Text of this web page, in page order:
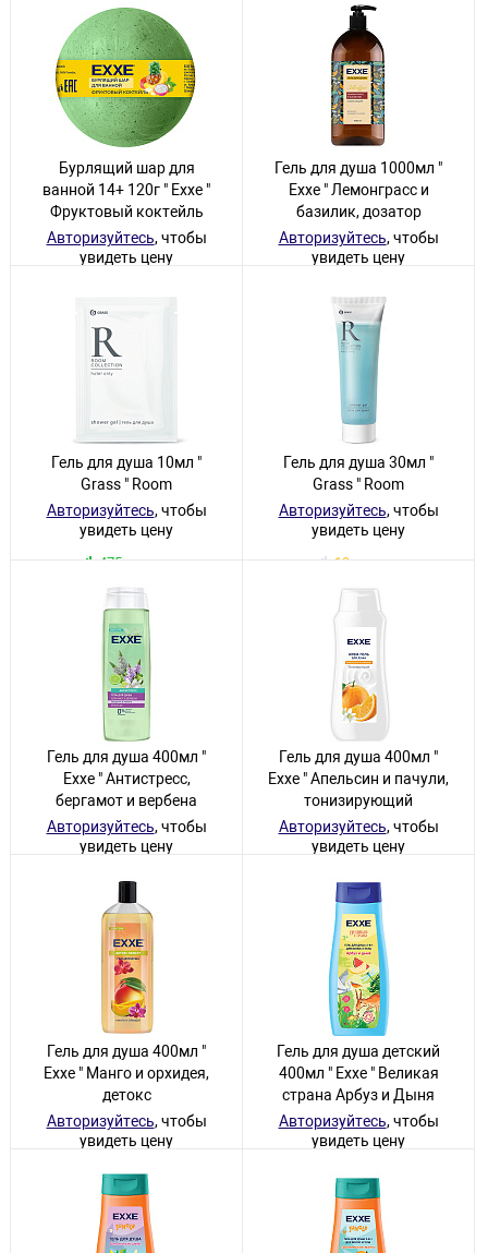
Бурлящий шар для
ванной 14+ 120г " Exxe "
Фруктовый коктейль
Авторизуйтесь, чтобы
увидеть цену
Гель для душа 1000мл "
Exxe " Лемонграсс и
базилик, дозатор
Авторизуйтесь, чтобы
увидеть цену
Гель для душа 10мл "
Grass " Room
Авторизуйтесь, чтобы
увидеть цену
475 товаров
Гель для душа 30мл "
Grass " Room
Авторизуйтесь, чтобы
увидеть цену
19 товаров
Гель для душа 400мл "
Exxe " Антистресс,
бергамот и вербена
Авторизуйтесь, чтобы
увидеть цену
27 товаров
Гель для душа 400мл "
Exxe " Апельсин и пачули,
тонизирующий
Авторизуйтесь, чтобы
увидеть цену
9 товаров
Гель для душа 400мл "
Exxe " Манго и орхидея,
детокс
Авторизуйтесь, чтобы
увидеть цену
3 товара
Гель для душа детский
400мл " Exxe " Великая
страна Арбуз и Дыня
Авторизуйтесь, чтобы
увидеть цену